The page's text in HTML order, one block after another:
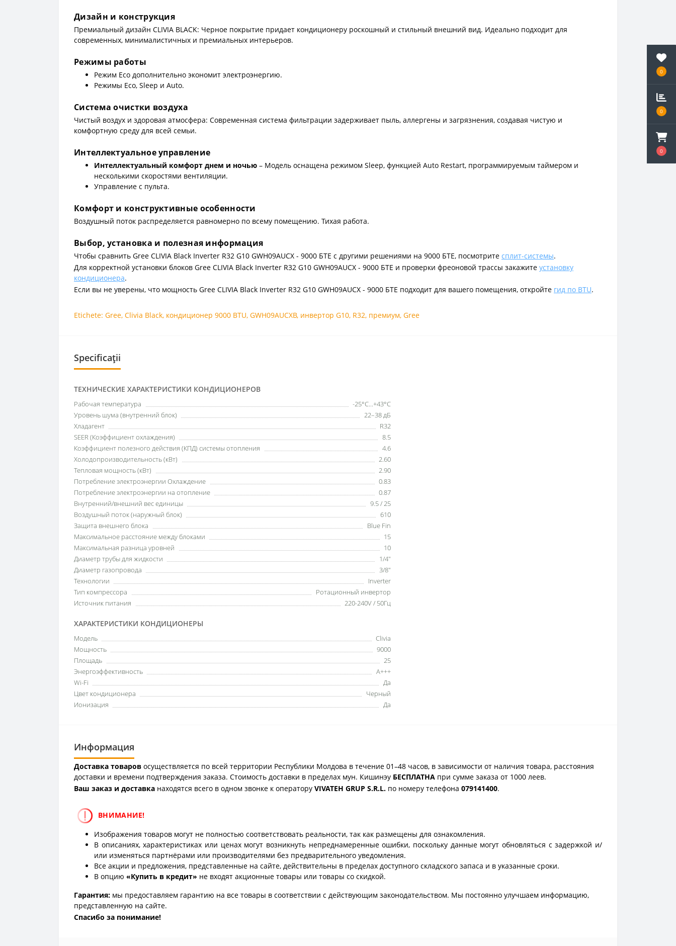
0
0
0
Дизайн и конструкция
Премиальный дизайн CLIVIA BLACK: Черное покрытие придает кондиционеру роскошный и стильный внешний вид. Идеально подходит для
современных, минималистичных и премиальных интерьеров.
Режимы работы
Режим Eco дополнительно экономит электроэнергию.
Режимы Eco, Sleep и Auto.
Система очистки воздуха
Чистый воздух и здоровая атмосфера: Современная система фильтрации задерживает пыль, аллергены и загрязнения, создавая чистую и
комфортную среду для всей семьи.
Интеллектуальное управление
Интеллектуальный комфорт днем и ночью – Модель оснащена режимом Sleep, функцией Auto Restart, программируемым таймером и
несколькими скоростями вентиляции.
Управление с пульта.
Комфорт и конструктивные особенности
Воздушный поток распределяется равномерно по всему помещению. Тихая работа.
Выбор, установка и полезная информация
Чтобы сравнить Gree CLIVIA Black Inverter R32 G10 GWH09AUCX - 9000 БТЕ с другими решениями на 9000 БТЕ, посмотрите сплит-системы.
Для корректной установки блоков Gree CLIVIA Black Inverter R32 G10 GWH09AUCX - 9000 БТЕ и проверки фреоновой трассы закажите установку
кондиционера.
Если вы не уверены, что мощность Gree CLIVIA Black Inverter R32 G10 GWH09AUCX - 9000 БТЕ подходит для вашего помещения, откройте гид по BTU.
Etichete: Gree, Clivia Black, кондиционер 9000 BTU, GWH09AUCXB, инвертор G10, R32, премиум, Gree
Specificații
ТЕХНИЧЕСКИЕ ХАРАКТЕРИСТИКИ КОНДИЦИОНЕРОВ
Рабочая температура
-25°C...+43°C
Уровень шума (внутренний блок)
22–38 дБ
Хладагент
R32
SEER (Коэффициент охлаждения)
8.5
Коэффициент полезного действия (КПД) системы отопления
4.6
Холодопроизводительность (кВт)
2.60
Тепловая мощность (кВт)
2.90
Потребление электроэнергии Охлаждение
0.83
Потребление электроэнергии на отопление
0.87
Внутренний/внешний вес единицы
9.5 / 25
Воздушный поток (наружный блок)
610
Защита внешнего блока
Blue Fin
Максимальное расстояние между блоками
15
Максимальная разница уровней
10
Диаметр трубы для жидкости
1/4"
Диаметр газопровода
3/8"
Технологии
Inverter
Тип компрессора
Ротационный инвертор
Источник питания
220-240V / 50Гц
ХАРАКТЕРИСТИКИ КОНДИЦИОНЕРЫ
Модель
Clivia
Мощность
9000
Площадь
25
Энергоэффективность
A+++
Wi-Fi
Да
Цвет кондиционера
Черный
Ионизация
Да
Информация
Доставка товаров осуществляется по всей территории Республики Молдова в течение 01–48 часов, в зависимости от наличия товара, расстояния
доставки и времени подтверждения заказа. Стоимость доставки в пределах мун. Кишинэу БЕСПЛАТНА при сумме заказа от 1000 леев.
Ваш заказ и доставка находятся всего в одном звонке к оператору VIVATEH GRUP S.R.L. по номеру телефона 079141400.
ВНИМАНИЕ!
Изображения товаров могут не полностью соответствовать реальности, так как размещены для ознакомления.
В описаниях, характеристиках или ценах могут возникнуть непреднамеренные ошибки, поскольку данные могут обновляться с задержкой и/
или изменяться партнёрами или производителями без предварительного уведомления.
Все акции и предложения, представленные на сайте, действительны в пределах доступного складского запаса и в указанные сроки.
В опцию «Купить в кредит» не входят акционные товары или товары со скидкой.
Гарантия: мы предоставляем гарантию на все товары в соответствии с действующим законодательством. Мы постоянно улучшаем информацию,
представленную на сайте.
Спасибо за понимание!